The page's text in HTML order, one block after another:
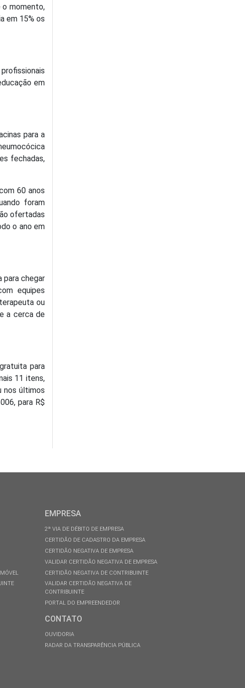
momento,
em 15% os
em
para a
fechadas,
60 anos
foram
ofertadas
o ano em
para chegar
equipes
ou
a cerca de
para
11 itens,
nos últimos
para R$
EMPRESA
2ª VIA DE DÉBITO DE EMPRESA
CERTIDÃO DE CADASTRO DA EMPRESA
CERTIDÃO NEGATIVA DE EMPRESA
VALIDAR CERTIDÃO NEGATIVA DE EMPRESA
CERTIDÃO NEGATIVA DE CONTRIBUINTE
VALIDAR CERTIDÃO NEGATIVA DE
CONTRIBUINTE
PORTAL DO EMPREENDEDOR
CONTATO
OUVIDORIA
RADAR DA TRANSPARÊNCIA PÚBLICA